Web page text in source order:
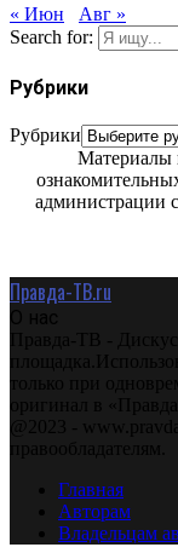
« Июн
Авг »
Search for:
Рубрики
Рубрики
Материалы
администрации
Правда-ТВ.ru
О нас
Правда-ТВ -
только при
оригинал в
@2023 -
правообладателям.
Главная
Авторам
Владельцам